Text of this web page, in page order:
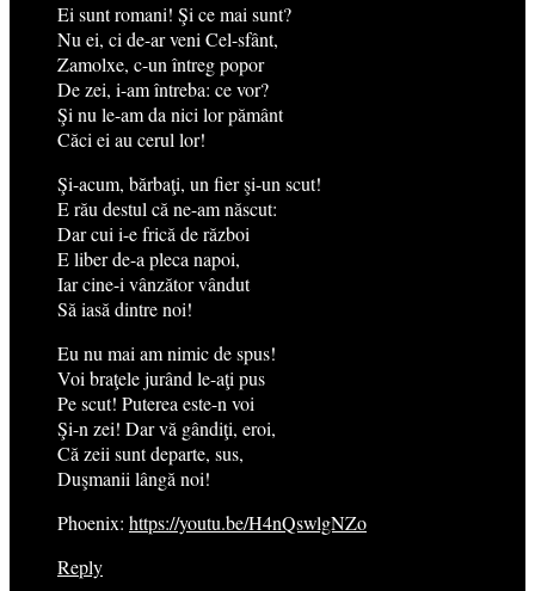
Ei sunt romani! Şi ce mai sunt?
Nu ei, ci de-ar veni Cel-sfânt,
Zamolxe, c-un întreg popor
De zei, i-am întreba: ce vor?
Şi nu le-am da nici lor pământ
Căci ei au cerul lor!
Şi-acum, bărbaţi, un fier şi-un scut!
E rău destul că ne-am născut:
Dar cui i-e frică de război
E liber de-a pleca napoi,
Iar cine-i vânzător vândut
Să iasă dintre noi!
Eu nu mai am nimic de spus!
Voi braţele jurând le-aţi pus
Pe scut! Puterea este-n voi
Şi-n zei! Dar vă gândiţi, eroi,
Că zeii sunt departe, sus,
Duşmanii lângă noi!
Phoenix: https://youtu.be/H4nQswlgNZo
Reply